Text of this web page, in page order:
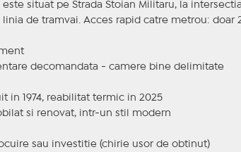
situat pe Strada Stoian Militaru, la
linia de tramvai. Acces rapid catre metrou: doar
decomandata - camere bine delimitate
in 1974, reabilitat termic in 2025
si renovat, intr-un stil modern
sau investitie (chirie usor de obtinut)